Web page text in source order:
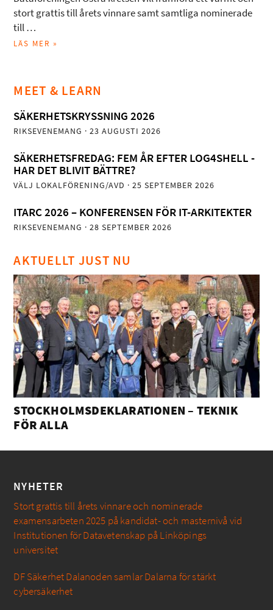
stort grattis till årets vinnare samt samtliga nominerade
till …
LÄS MER »
MEET & LEARN
SÄKERHETSKRYSSNING 2026
RIKSEVENEMANG · 23 AUGUSTI 2026
SÄKERHETSFREDAG: FEM ÅR EFTER LOG4SHELL -
HAR DET BLIVIT BÄTTRE?
VÄLJ LOKALFÖRENING/AVD · 25 SEPTEMBER 2026
ITARC 2026 – KONFERENSEN FÖR IT-ARKITEKTER
RIKSEVENEMANG · 28 SEPTEMBER 2026
AKTUELLT JUST NU
STOCKHOLMSDEKLARATIONEN – TEKNIK
FÖR ALLA
NYHETER
Stort grattis till årets vinnare och nominerade
examensarbeten 2025 på kandidat- och masternivå vid
Institutionen för Datavetenskap på Linköpings
universitet
DF Säkerhet Dalanoden samlar Dalarna för stärkt
cybersäkerhet